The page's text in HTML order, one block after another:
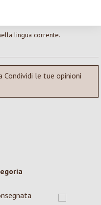
lingua corrente.
Condividi le tue opinioni